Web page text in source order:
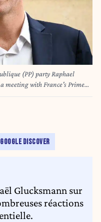
(PP) party Raphael
meeting with France's Prime
the Hotel de Matignon in
the French National Assembly's
GOOGLE DISCOVER
Glucksmann sur
réactions